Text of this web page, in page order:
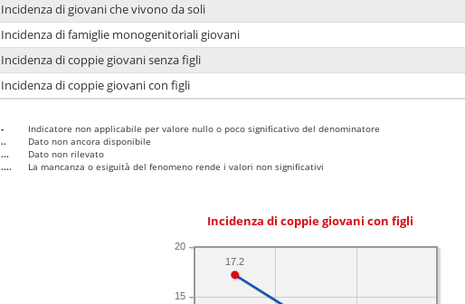
Incidenza di giovani che vivono da soli
Incidenza di famiglie monogenitoriali giovani
Incidenza di coppie giovani senza figli
Incidenza di coppie giovani con figli
-
Indicatore non applicabile per valore nullo o poco significativo del denominatore
..
Dato non ancora disponibile
...
Dato non rilevato
....
La mancanza o esiguità del fenomeno rende i valori non significativi
Incidenza di coppie giovani con figli
15
20
17.2